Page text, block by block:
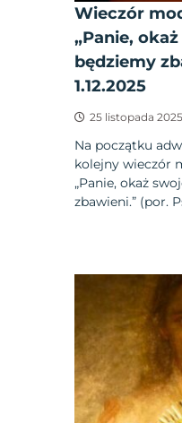
Wieczór
„Panie,
będziemy
1.12.2025
25 listopada 2025
Na początku
kolejny wieczór
„Panie, okaż
zbawieni.” (por.